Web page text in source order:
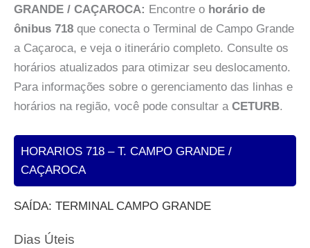
GRANDE / CAÇAROCA: Encontre o horário de
ônibus 718 que conecta o Terminal de Campo Grande
a Caçaroca, e veja o itinerário completo. Consulte os
horários atualizados para otimizar seu deslocamento.
Para informações sobre o gerenciamento das linhas e
horários na região, você pode consultar a CETURB.
HORARIOS 718 – T. CAMPO GRANDE /
CAÇAROCA
SAÍDA: TERMINAL CAMPO GRANDE
Dias Úteis